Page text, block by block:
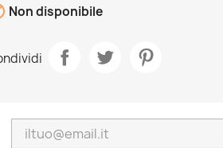
Non disponibile